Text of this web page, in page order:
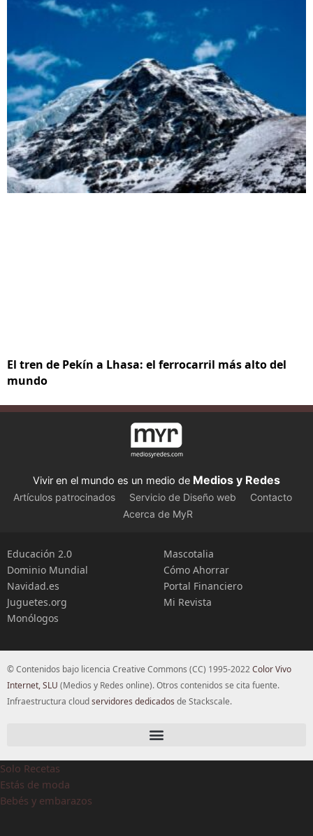
El tren de Pekín a Lhasa: el ferrocarril más alto del
mundo
Vivir en el mundo es un medio de Medios y Redes
Artículos patrocinados Servicio de Diseño web
Contacto
Acerca de MyR
Educación 2.0
Dominio Mundial
Navidad.es
Juguetes.org
Monólogos
Mascotalia
Cómo Ahorrar
Portal Financiero
Mi Revista
© Contenidos bajo licencia Creative Commons (CC) 1995-2022Color Vivo
Internet, SLU (Medios y Redes online). Otros contenidos se cita fuente.
Infraestructura cloudservidores dedicados de Stackscale.
Solo Recetas
Estás de moda
Bebés y embarazos